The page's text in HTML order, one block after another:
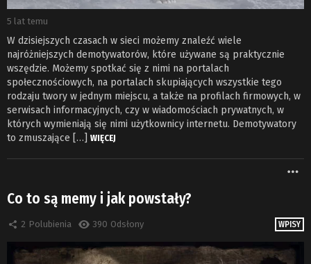
5 lat temu
W dzisiejszych czasach w sieci możemy znaleźć wiele
najróżniejszych demotywatorów, które używane są praktycznie
wszędzie. Możemy spotkać się z nimi na portalach
społecznościowych, na portalach skupiających wszystkie tego
rodzaju twory w jednym miejscu, a także na profilach firmowych, w
serwisach informacyjnych, czy w wiadomościach prywatnych, w
których wymieniają się nimi użytkownicy internetu. Demotywatory
to zmuszające […] WIĘCEJ
WPISY
Co to są memy i jak powstały?
2 Polubienia 390 Odsłony